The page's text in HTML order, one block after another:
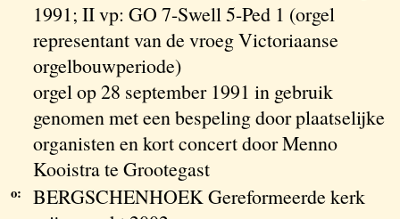
1991; II vp: GO 7-Swell 5-Ped 1 (orgel
representant van de vroeg Victoriaanse
orgelbouwperiode)
orgel op 28 september 1991 in gebruik
genomen met een bespeling door plaatselijke
organisten en kort concert door Menno
Kooistra te Grootegast
o:
BERGSCHENHOEK Gereformeerde kerk